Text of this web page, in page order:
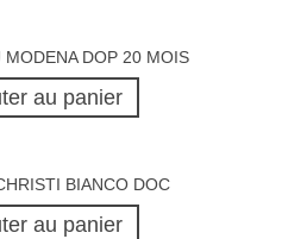
MODENA DOP 20 MOIS
au panier
BIANCO DOC
au panier